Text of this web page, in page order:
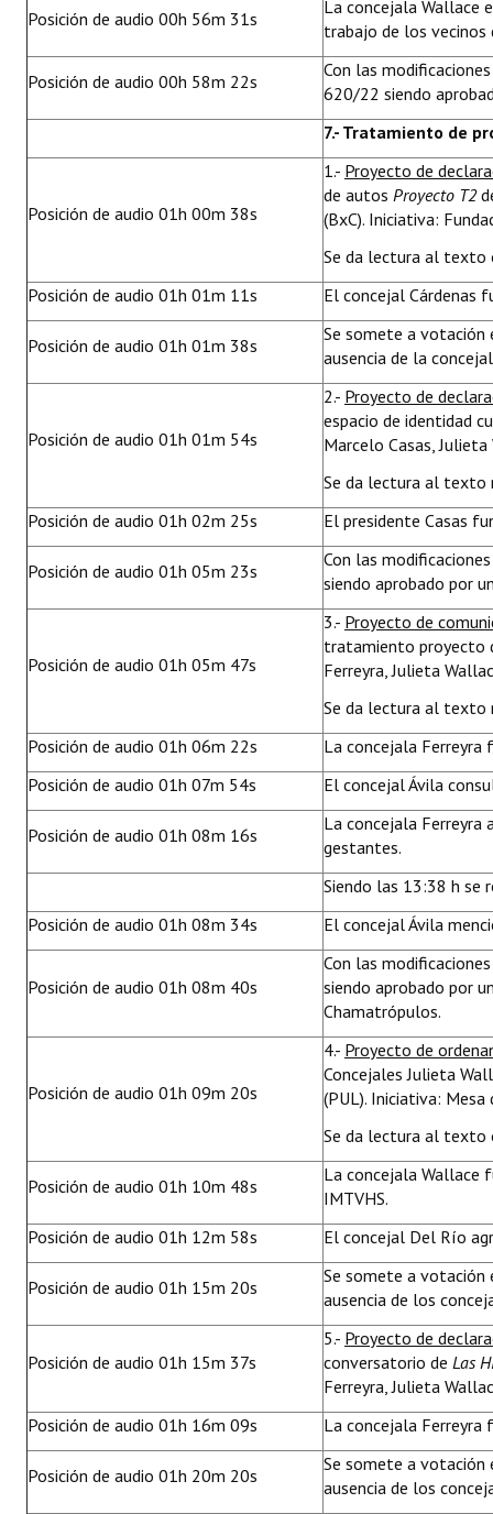
Posición de audio 00h 56m 31s
La concejala Wallace
trabajo de los vecinos
Posición de audio 00h 58m 22s
Con las
620/22 siendo
7.- Tratamiento de
Posición de audio 01h 00m 38s
1.- Proyecto de
de autos Proyecto T2
(BxC). Iniciativa:
Se da lectura al texto
Posición de audio 01h 01m 11s
El concejal Cárdenas
Posición de audio 01h 01m 38s
Se somete a votación
ausencia de la
Posición de audio 01h 01m 54s
2.- Proyecto de
espacio de identidad
Marcelo Casas,
Se da lectura al texto
Posición de audio 01h 02m 25s
El presidente Casas
Posición de audio 01h 05m 23s
Con las
siendo aprobado por
Posición de audio 01h 05m 47s
3.- Proyecto de
tratamiento proyecto
Ferreyra, Julieta
Se da lectura al texto
Posición de audio 01h 06m 22s
La concejala
Posición de audio 01h 07m 54s
El concejal Ávila
Posición de audio 01h 08m 16s
La concejala Ferreyra
gestantes.
Siendo las 13:38 h se
Posición de audio 01h 08m 34s
El concejal Ávila
Posición de audio 01h 08m 40s
Con las
siendo aprobado por
Chamatrópulos.
Posición de audio 01h 09m 20s
4.- Proyecto de
Concejales Julieta
(PUL). Iniciativa: Mesa
Se da lectura al texto
Posición de audio 01h 10m 48s
La concejala Wallace
IMTVHS.
Posición de audio 01h 12m 58s
El concejal Del Río
Posición de audio 01h 15m 20s
Se somete a votación
ausencia de los
Posición de audio 01h 15m 37s
5.- Proyecto de
conversatorio de Las
Ferreyra, Julieta
Posición de audio 01h 16m 09s
La concejala
Posición de audio 01h 20m 20s
Se somete a votación
ausencia de los